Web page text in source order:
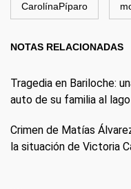
CarolínaPíparo
NOTAS RELACIONADAS
Tragedia en Bariloche:
auto de su familia al
Crimen de Matías
la situación de Victoria